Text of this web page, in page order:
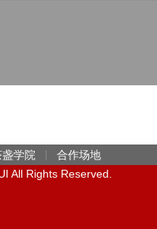
盏学院
合作场地
All Rights Reserved.